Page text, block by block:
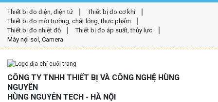
Thiết bị đo điện, điện tử
Thiết bị đo cơ khí
Thiết bị đo môi trường, chất lỏng, thực phẩm
Thiết bị đo nhiệt độ
Thiết bị đo áp suất, thủy lực
Máy nội soi, Camera
CÔNG TY TNHH THIẾT BỊ VÀ CÔNG NGHỆ HÙNG
NGUYÊN
HÙNG NGUYÊN TECH - HÀ NỘI